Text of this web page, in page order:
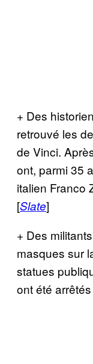
+ Des
retrouvé les
de Vinci.
ont, parmi 35
italien Franco
[Slate]
+ Des
masques sur
statues
ont été